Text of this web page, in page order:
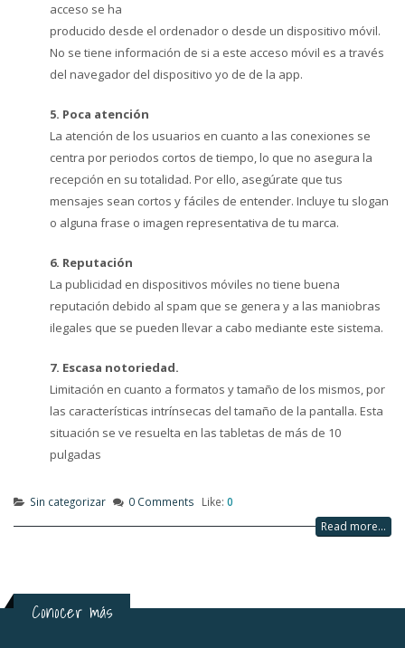
acceso se ha
producido desde el ordenador o desde un dispositivo móvil.
No se tiene información de si a este acceso móvil es a través
del navegador del dispositivo yo de de la app.
5. Poca atención
La atención de los usuarios en cuanto a las conexiones se
centra por periodos cortos de tiempo, lo que no asegura la
recepción en su totalidad. Por ello, asegúrate que tus
mensajes sean cortos y fáciles de entender. Incluye tu slogan
o alguna frase o imagen representativa de tu marca.
6. Reputación
La publicidad en dispositivos móviles no tiene buena
reputación debido al spam que se genera y a las maniobras
ilegales que se pueden llevar a cabo mediante este sistema.
7. Escasa notoriedad.
Limitación en cuanto a formatos y tamaño de los mismos, por
las características intrínsecas del tamaño de la pantalla. Esta
situación se ve resuelta en las tabletas de más de 10
pulgadas
Sin categorizar 0 Comments Like:0
Read more...
Conocer más